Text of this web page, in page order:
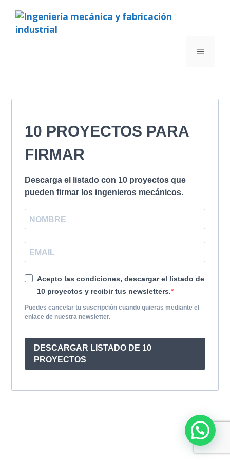
10 PROYECTOS PARA
FIRMAR
Descarga el listado con 10 proyectos que
pueden firmar los ingenieros mecánicos.
Acepto las condiciones, descargar el listado de
10 proyectos y recibir tus newsletters.
Puedes cancelar tu suscripción cuando quieras mediante el
enlace de nuestra newsletter.
DESCARGAR LISTADO DE 10
PROYECTOS